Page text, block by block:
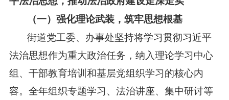
（一）强化理论武装，筑牢思想根基
街道党工委、办事处坚持将学习贯彻习近平
法治思想作为重大政治任务，纳入理论学习中心
组、干部教育培训和基层党组织学习的核心内
容。全年组织专题学习、法治讲座、集中研讨等